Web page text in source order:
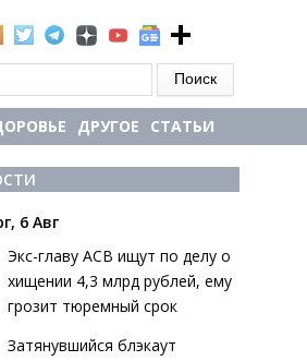
ДРУГОЕ СТАТЬИ
6 Авг
Экс-главу АСВ ищут по делу о
хищении 4,3 млрд рублей, ему
грозит тюремный срок
Затянувшийся блэкаут